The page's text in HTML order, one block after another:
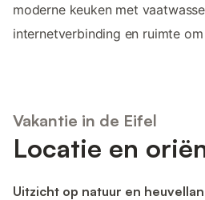
moderne keuken met
internetverbinding en ruimte
Vakantie in de Eifel
Locatie en
Uitzicht op natuur en